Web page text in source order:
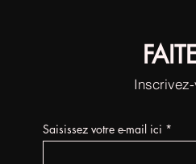
Saisissez votre e-mail ici